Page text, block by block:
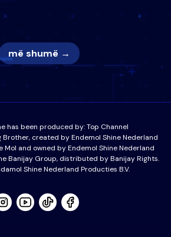
e tij, moderatori
lotët: Nuk meritoj…
më shumë →
has been produced by:Top Channel
created by Endemol Shine Nederland
Mol and owned by Endemol Shine Nederland
Banijay Group, distributed by Banijay Rights.
Shine Nederland Producties B.V.